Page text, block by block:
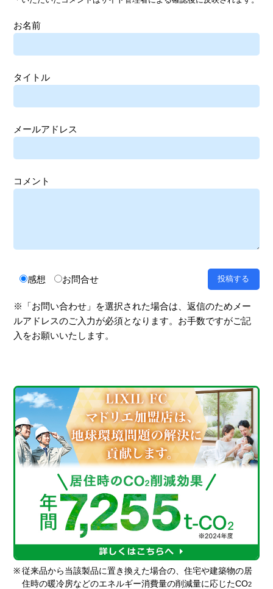
お名前
タイトル
メールアドレス
コメント
感想 お問合せ
※「お問い合わせ」を選択された場合は、返信のためメー
ルアドレスのご入力が必須となります。お手数ですがご記
入をお願いいたします。
※ 従来品から当該製品に置き換えた場合の、住宅や建築物の居
住時の暖冷房などのエネルギー消費量の削減量に応じたCO2